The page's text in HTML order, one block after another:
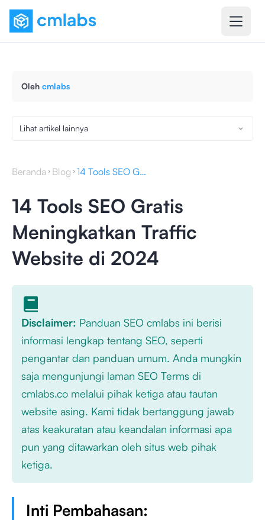
Oleh cmlabs
Lihat artikel lainnya
Beranda Blog 14 Tools SEO Gratis Meningkatkan Traffic Website di 2024
14 Tools SEO Gratis
Meningkatkan Traffic
Website di 2024
Disclaimer: Panduan SEO cmlabs ini berisi
informasi lengkap tentang SEO, seperti
pengantar dan panduan umum. Anda mungkin
saja mengunjungi laman SEO Terms di
cmlabs.co melalui pihak ketiga atau tautan
website asing. Kami tidak bertanggung jawab
atas keakuratan atau keandalan informasi apa
pun yang ditawarkan oleh situs web pihak
ketiga.
Inti Pembahasan: